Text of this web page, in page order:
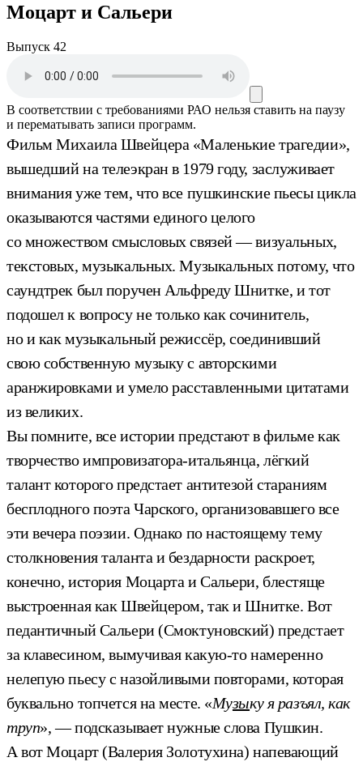
Моцарт и Сальери
Выпуск 42
В соответствии с требованиями РАО нельзя ставить на паузу
и перематывать записи программ.
Фильм Михаила Швейцера «Маленькие трагедии»,
вышедший на телеэкран в 1979 году, заслуживает
внимания уже тем, что все пушкинские пьесы цикла
оказываются частями единого целого
со множеством смысловых связей — визуальных,
текстовых, музыкальных. Музыкальных потому, что
саундтрек был поручен Альфреду Шнитке, и тот
подошел к вопросу не только как сочинитель,
но и как музыкальный режиссёр, соединивший
свою собственную музыку с авторскими
аранжировками и умело расставленными цитатами
из великих.
Вы помните, все истории предстают в фильме как
творчество импровизатора-итальянца, лёгкий
талант которого предстает антитезой стараниям
бесплодного поэта Чарского, организовавшего все
эти вечера поэзии. Однако по настоящему тему
столкновения таланта и бездарности раскроет,
конечно, история Моцарта и Сальери, блестяще
выстроенная как Швейцером, так и Шнитке. Вот
педантичный Сальери (Смоктуновский) предстает
за клавесином, вымучивая какую-то намеренно
нелепую пьесу с назойливыми повторами, которая
буквально топчется на месте. «Музыку я разъял, как
труп», — подсказывает нужные слова Пушкин.
А вот Моцарт (Валерия Золотухина) напевающий